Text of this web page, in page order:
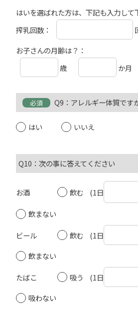
はいを選ばれた方は、下記も入力して
搾乳回数：
お子さんの月齢は？：
歳
か月
必須 Q9：アレルギー体質です
はい いいえ
Q10：次の事に答えてください
お酒 飲む (1日
飲まない
ビール 飲む (1日
飲まない
たばこ 吸う (1日
吸わない